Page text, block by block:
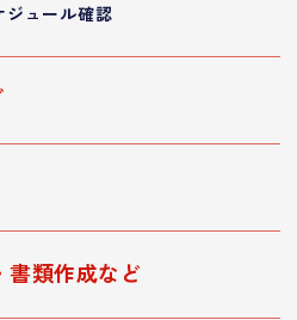
ジュール確認
書類作成など